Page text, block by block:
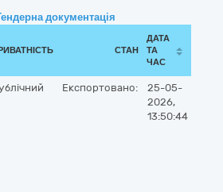
документація
СТАН
ДАТА
ТА
ЧАС
Експортовано:
25-05-
2026,
13:50:44